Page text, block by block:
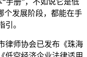
个发展阶段，都能在手
引。
律师协会已发布《珠海